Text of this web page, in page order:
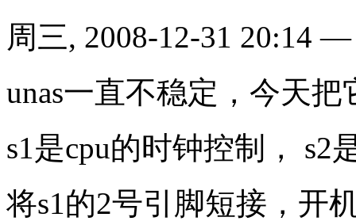
周三, 2008-12-31 20:14
unas一直不稳定，今天
s1是cpu的时钟控制， s2
将s1的2号引脚短接，开